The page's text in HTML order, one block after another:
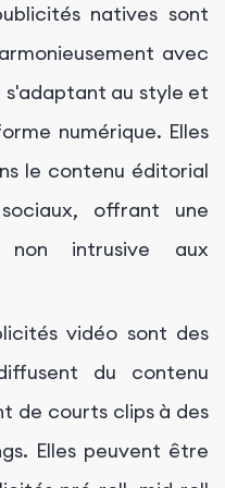
natives sont
avec
s'adaptant au style et
numérique. Elles
le contenu éditorial
offrant une
non intrusive aux
vidéo sont des
du contenu
de courts clips à des
Elles peuvent être